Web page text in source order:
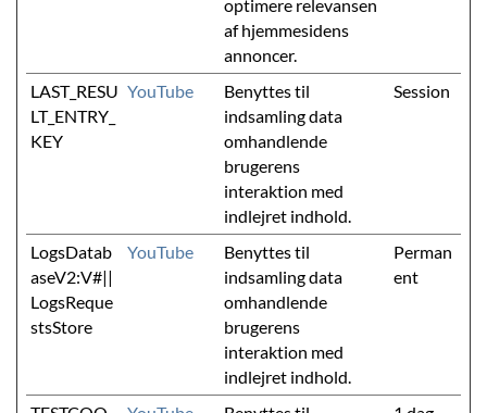
optimere relevansen
af hjemmesidens
annoncer.
LAST_RESU
LT_ENTRY_
KEY
YouTube
Benyttes til
indsamling data
omhandlende
brugerens
interaktion med
indlejret indhold.
Session
LogsDatab
aseV2:V#||
LogsReque
stsStore
YouTube
Benyttes til
indsamling data
omhandlende
brugerens
interaktion med
indlejret indhold.
Perman
ent